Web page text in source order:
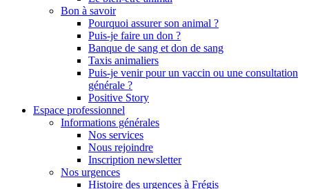
Bon à savoir
Pourquoi assurer son animal ?
Puis-je faire un don ?
Banque de sang et don de sang
Taxis animaliers
Puis-je venir pour un vaccin ou une consultation
générale ?
Positive Story
Espace professionnel
Informations générales
Nos services
Nous rejoindre
Inscription newsletter
Nos urgences
Histoire des urgences à Frégis